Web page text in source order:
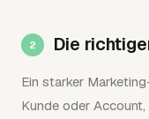
Die
Ein starker
Kunde oder